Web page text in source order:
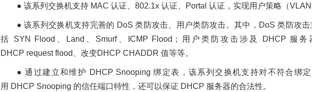
● 该系列交换机支持 MAC 认证、802.1x 认证、Portal 认证，实现用户策略（
● 该系列交换机支持完善的 DoS 类防攻击、用户类防攻击。其中，DoS 类防攻
括 SYN Flood、Land、Smurf、ICMP Flood；用户类防攻击涉及 DHCP 服务
DHCP request flood、改变DHCP CHADDR 值等等。
● 通过建立和维护 DHCP Snooping 绑定表，该系列交换机支持对不符合绑
用 DHCP Snooping 的信任端口特性，还可以保证 DHCP 服务器的合法性。